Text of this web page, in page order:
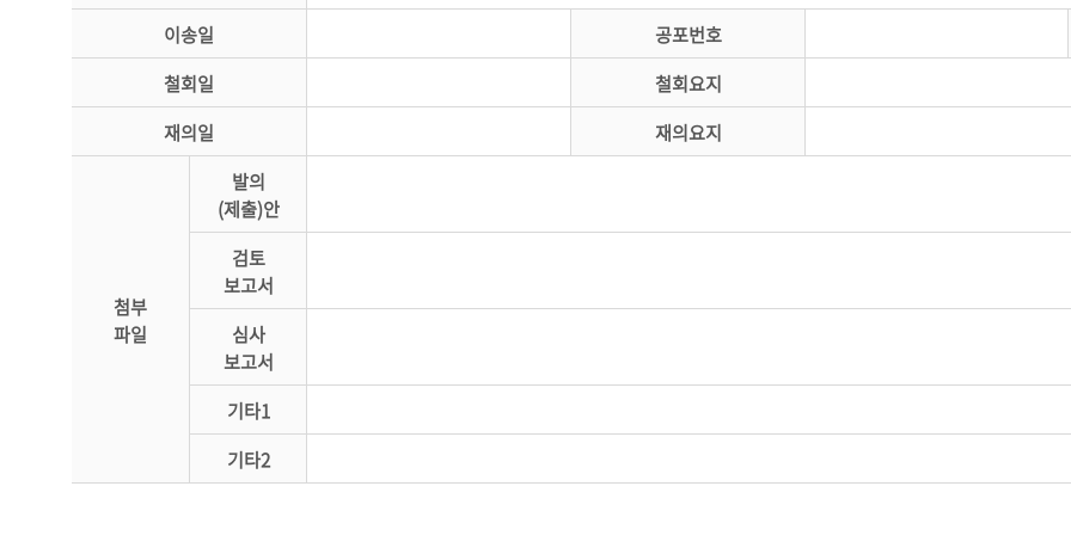
이송일
공포번호
철회일
철회요지
재의일
재의요지
첨부
파일
발의
(제출)안
검토
보고서
심사
보고서
기타1
기타2